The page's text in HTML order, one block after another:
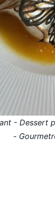
- Dessert
-